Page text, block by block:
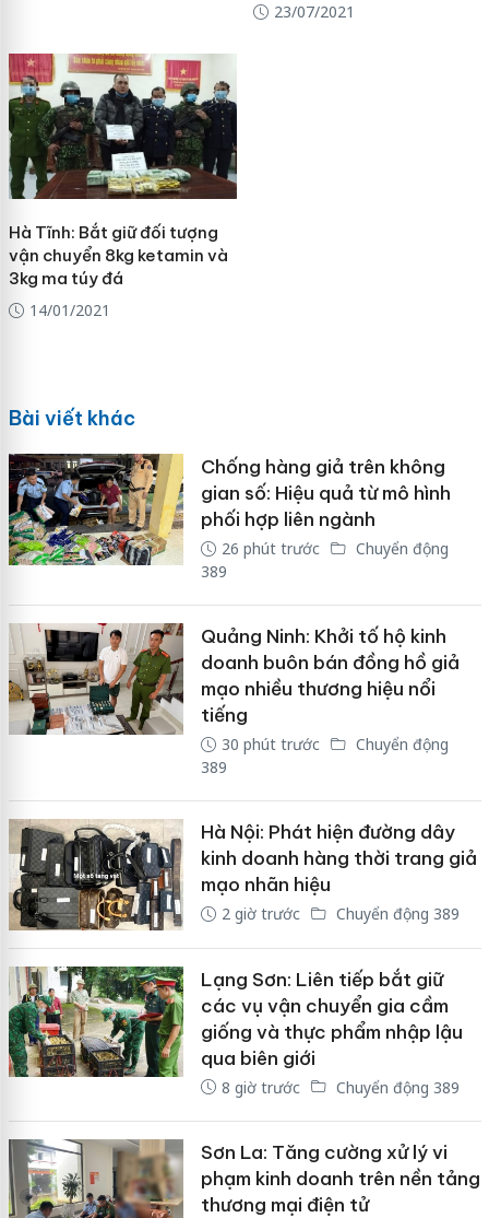
23/07/2021
Hà Tĩnh: Bắt giữ đối tượng
vận chuyển 8kg ketamin và
3kg ma túy đá
14/01/2021
Bài viết khác
Chống hàng giả trên không
gian số: Hiệu quả từ mô hình
phối hợp liên ngành
26 phút trước
Chuyển động
389
Quảng Ninh: Khởi tố hộ kinh
doanh buôn bán đồng hồ giả
mạo nhiều thương hiệu nổi
tiếng
30 phút trước
Chuyển động
389
Hà Nội: Phát hiện đường dây
kinh doanh hàng thời trang giả
mạo nhãn hiệu
2 giờ trước Chuyển động 389
Lạng Sơn: Liên tiếp bắt giữ
các vụ vận chuyển gia cầm
giống và thực phẩm nhập lậu
qua biên giới
8 giờ trước Chuyển động 389
Sơn La: Tăng cường xử lý vi
phạm kinh doanh trên nền tảng
thương mại điện tử